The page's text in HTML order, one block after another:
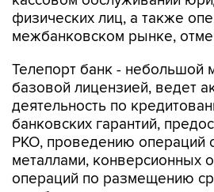
Телепорт банк - небольшой
деятельность по
банковских гарантий,
РКО, проведению операций
металлами, конверсионных
операций по размещению
межбанковском рынке,
"АКРА".